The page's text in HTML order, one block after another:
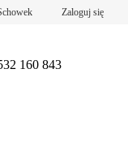
Zaloguj się
160 843